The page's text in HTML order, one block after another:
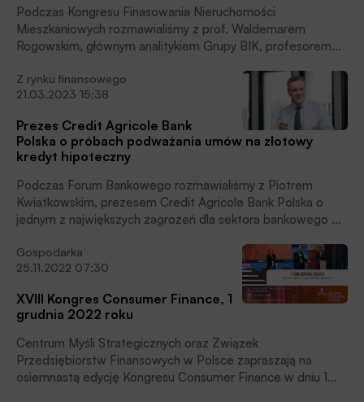
Podczas Kongresu Finasowania Nieruchomości
Mieszkaniowych rozmawialiśmy z prof. Waldemarem
Rogowskim, głównym analitykiem Grupy BIK, profesorem
stworzenie bezpiecznych dla banków i ich klientów wzorów
umów na kredyt hipoteczny.
Z rynku finansowego
21.03.2023 15:38
Prezes Credit Agricole Bank
Polska o próbach podważania umów na złotowy
kredyt hipoteczny
Podczas Forum Bankowego rozmawialiśmy z Piotrem
Kwiatkowskim, prezesem Credit Agricole Bank Polska o
jednym z największych zagrożeń dla sektora bankowego w
umów na kredyt hipoteczny.
Gospodarka
25.11.2022 07:30
XVIII Kongres Consumer Finance, 1
grudnia 2022 roku
Centrum Myśli Strategicznych oraz Związek
Przedsiębiorstw Finansowych w Polsce zapraszają na
osiemnastą edycję Kongresu Consumer Finance w dniu 1